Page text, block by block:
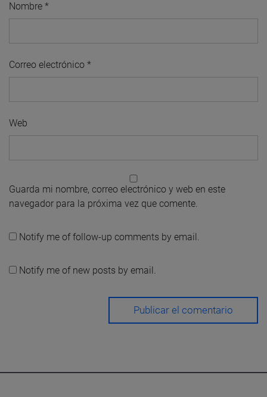
Nombre *
Correo electrónico *
Web
Guarda mi nombre, correo electrónico y web en este
navegador para la próxima vez que comente.
Notify me of follow-up comments by email.
Notify me of new posts by email.